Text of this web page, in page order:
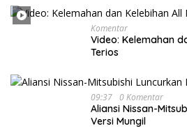
Komentar
Video: Kelemahan
Terios
09:37 0 Komentar
Aliansi Nissan-
Versi Mungil